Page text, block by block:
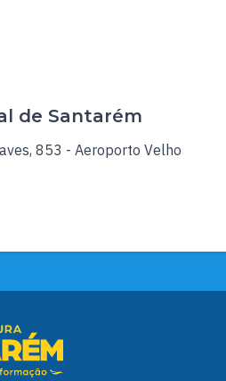
de Santarém
853 - Aeroporto Velho